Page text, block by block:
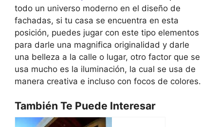
todo un universo moderno en el diseño de
fachadas, si tu casa se encuentra en esta
posición, puedes jugar con este tipo elementos
para darle una magnifica originalidad y darle
una belleza a la calle o lugar, otro factor que se
usa mucho es la iluminación, la cual se usa de
manera creativa e incluso con focos de colores.
También Te Puede Interesar